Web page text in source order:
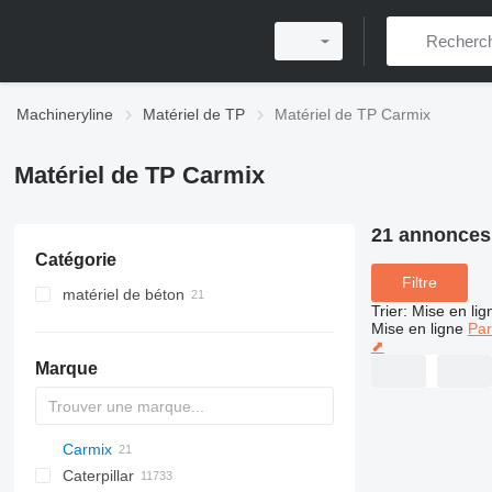
Machineryline Matériel de TP Matériel de TP Carmix
Matériel de TP Carmix
Catégorie
matériel de béton
Marque
Titan
AL
AS
SP
SR
AX
X-Series
AFW
AP
HD
FlexiROC
ROC
1304
1404
400 - series
500 - series
BC
BF
BG
RG
BB
DTV
TW
463
553
GSH
Leonardo
AHK
K-series
PC
CK
Carmix
3.5
B-series
450
Caterpillar
21
Filtre
Trier: Mise en
Mise en ligne
⬈